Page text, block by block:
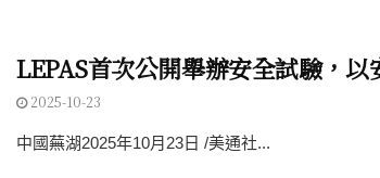
LEPAS首次公開舉辦安全試驗，以
2025-10-23
中國蕪湖2025年10月23日 /美通社...